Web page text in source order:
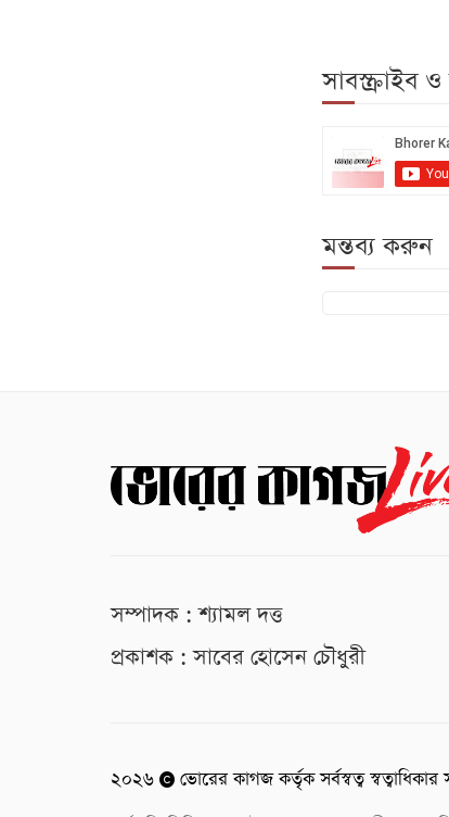
মন্তব্য করুন
সম্পাদক : শ্যামল দত্ত
প্রকাশক : সাবের হোসেন চৌধুরী
২০২৬
ভোরের কাগজ কর্তৃক সর্বস্বত্ব স্বত্বাধিকার